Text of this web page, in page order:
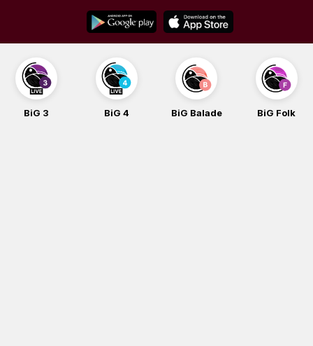
content
BiG 4 BiG Balade BiG Folk BiG iG